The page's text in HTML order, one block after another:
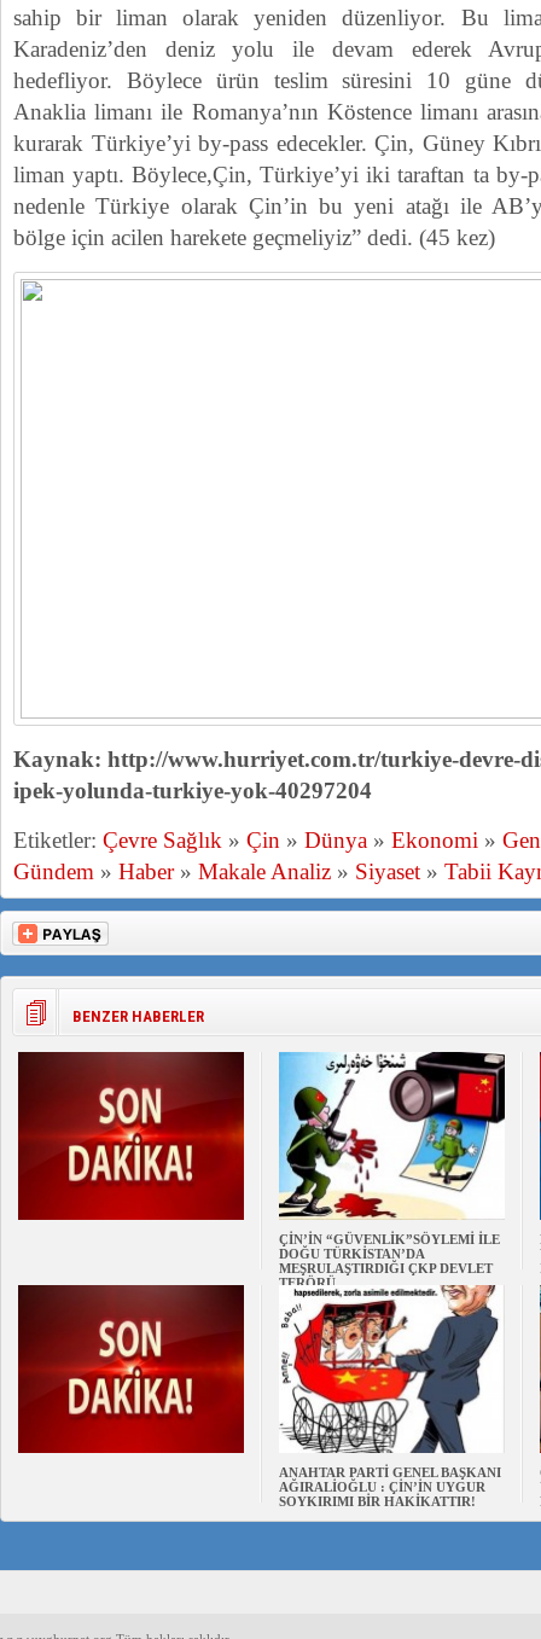
sahip bir liman olarak yeniden düzenliyor. Bu
Karadeniz’den deniz yolu ile devam ederek
hedefliyor. Böylece ürün teslim süresini 10 güne
Anaklia limanı ile Romanya’nın Köstence limanı
kurarak Türkiye’yi by-pass edecekler. Çin, Güney
liman yaptı. Böylece,Çin, Türkiye’yi iki taraftan ta by-
nedenle Türkiye olarak Çin’in bu yeni atağı ile
bölge için acilen harekete geçmeliyiz” dedi. (45 kez)
Kaynak: http://www.hurriyet.com.tr/turkiye-devre-
ipek-yolunda-turkiye-yok-40297204
Etiketler: Çevre Sağlık » Çin » Dünya » Ekonomi »
Gündem » Haber» Makale Analiz » Siyaset » Tabii
BENZER HABERLER
ÇİN’İN “GÜVENLİK”SÖYLEMİ İLE
DOĞU TÜRKİSTAN’DA
MEŞRULAŞTIRDIĞI ÇKP DEVLET
TERÖRÜ
ANAHTAR PARTİ GENEL BAŞKANI
AĞIRALİOĞLU : ÇİN’İN UYGUR
SOYKIRIMI BİR HAKİKATTIR!